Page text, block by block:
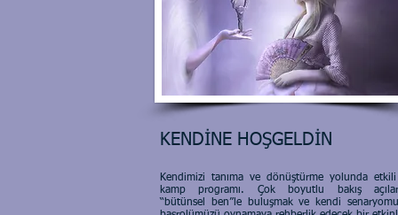
KENDİNE HOŞGELDİN
Kendimizi tanıma ve dönüştürme yolunda
kamp programı. Çok boyutlu bakış
“bütünsel ben”le buluşmak ve kendi